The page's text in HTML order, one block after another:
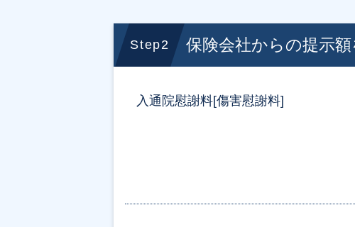
Step2 保険会社からの提示
入通院慰謝料[傷害慰謝料]